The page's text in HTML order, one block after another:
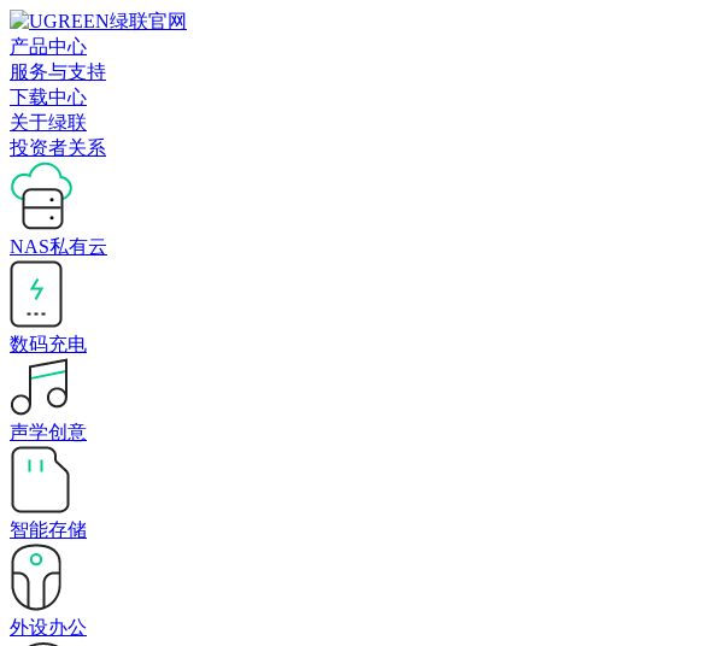
产品中心
服务与支持
下载中心
关于绿联
投资者关系
NAS私有云
数码充电
声学创意
智能存储
外设办公